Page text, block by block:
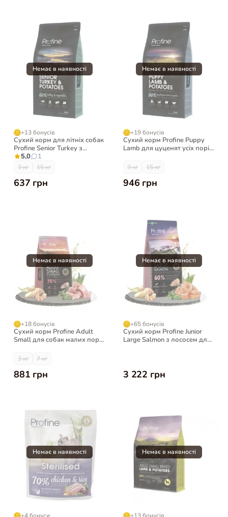
+13 бонусів
Сухий корм для літніх собак
Profine Senior Turkey з
індичкою і картоплею
5,0 1
3 кг 15 кг
637 грн
+19 бонусів
Сухий корм Profine Puppy
Lamb для цуценят усіх порід
картоплею
3 кг 15 кг
946 грн
+18 бонусів
Сухий корм Profine Adult
Small для собак малих порід
3 кг 7 кг
881 грн
+65 бонусів
Сухий корм Profine Junior
Large Salmon з лососем для
3 222 грн